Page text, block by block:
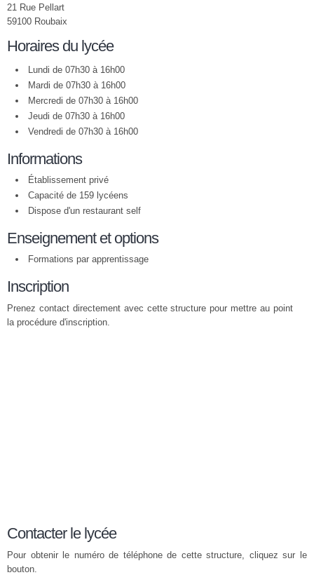
21 Rue Pellart
59100 Roubaix
Horaires du lycée
Lundi de 07h30 à 16h00
Mardi de 07h30 à 16h00
Mercredi de 07h30 à 16h00
Jeudi de 07h30 à 16h00
Vendredi de 07h30 à 16h00
Informations
Établissement privé
Capacité de 159 lycéens
Dispose d'un restaurant self
Enseignement et options
Formations par apprentissage
Inscription
Prenez contact directement avec cette structure pour mettre au point
la procédure d'inscription.
Contacter le lycée
Pour obtenir le numéro de téléphone de cette structure, cliquez sur le
bouton.